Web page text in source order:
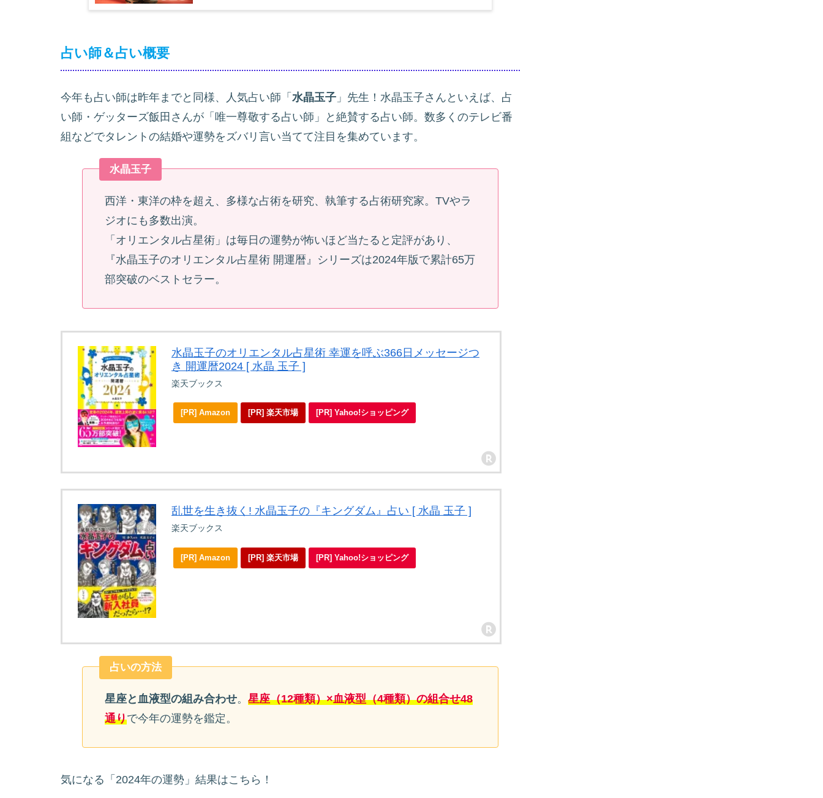
占い師＆占い概要
今年も占い師は昨年までと同様、人気占い師「 水晶玉子 」先生！水晶玉子さんといえば、占
い師・ゲッターズ飯田さんが「唯一尊敬する占い師」と絶賛する占い師。数多くのテレビ番
組などでタレントの結婚や運勢をズバリ言い当てて注目を集めています。
水晶玉子
西洋・東洋の枠を超え、多様な占術を研究、執筆する占術研究家。TVやラ
ジオにも多数出演。
「オリエンタル占星術」は毎日の運勢が怖いほど当たると定評があり、
『水晶玉子のオリエンタル占星術 開運暦』シリーズは2024年版で累計65万
部突破のベストセラー。
水晶玉子のオリエンタル占星術 幸運を呼ぶ366日メッセージつ
き 開運暦2024 [ 水晶 玉子 ]
楽天ブックス
[PR] Amazon [PR] 楽天市場 [PR] Yahoo!ショッピング
乱世を生き抜く! 水晶玉子の『キングダム』占い [ 水晶 玉子 ]
楽天ブックス
[PR] Amazon [PR] 楽天市場 [PR] Yahoo!ショッピング
占いの方法
星座と血液型の組み合わせ。 星座（12種類）×血液型（4種類）の組合せ48
通りで今年の運勢を鑑定。
気になる「2024年の運勢」結果はこちら！